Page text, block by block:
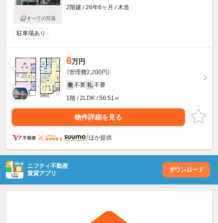
すべての写真
2階建 / 26年6ヶ月 / 木造
駐車場あり
6万円
（管理費2,200円）
敷 不要 礼 不要
1階 / 2LDK / 56.51㎡
物件詳細を見る
ほか提供
ニフティ不動産
賃貸アプリ
ダウンロード